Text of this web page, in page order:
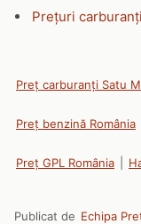
Prețuri
Preț carburanți Satu
Preț benzină România
Preț GPL România
Publicat de Echipa